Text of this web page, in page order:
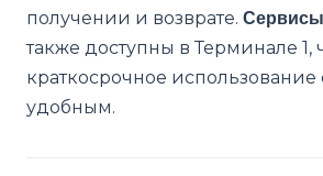
получении и возврате.
также доступны в Терминале 1,
краткосрочное
удобным.